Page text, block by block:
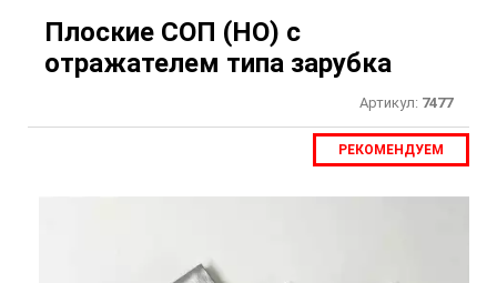
Плоские СОП (НО) с
отражателем типа зарубка
Артикул: 7477
РЕКОМЕНДУЕМ